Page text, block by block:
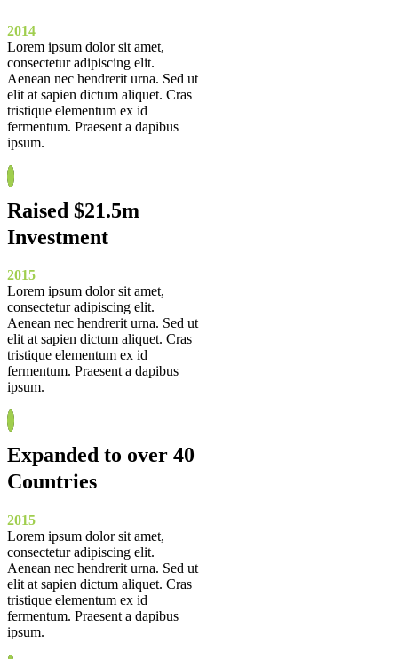
2014
Lorem ipsum dolor sit amet,
consectetur adipiscing elit.
Aenean nec hendrerit urna. Sed ut
elit at sapien dictum aliquet. Cras
tristique elementum ex id
fermentum. Praesent a dapibus
ipsum.
Raised $21.5m
Investment
2015
Lorem ipsum dolor sit amet,
consectetur adipiscing elit.
Aenean nec hendrerit urna. Sed ut
elit at sapien dictum aliquet. Cras
tristique elementum ex id
fermentum. Praesent a dapibus
ipsum.
Expanded to over 40
Countries
2015
Lorem ipsum dolor sit amet,
consectetur adipiscing elit.
Aenean nec hendrerit urna. Sed ut
elit at sapien dictum aliquet. Cras
tristique elementum ex id
fermentum. Praesent a dapibus
ipsum.